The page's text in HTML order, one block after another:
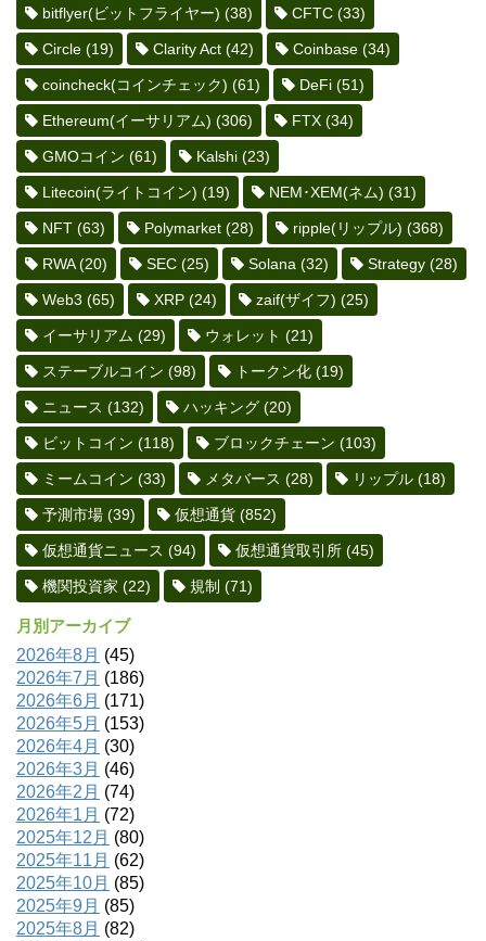
bitflyer(ビットフライヤー) (38) CFTC (33)
Circle (19) Clarity Act (42) Coinbase (34)
coincheck(コインチェック) (61) DeFi (51)
Ethereum(イーサリアム) (306) FTX (34)
GMOコイン (61) Kalshi (23)
Litecoin(ライトコイン) (19) NEM･XEM(ネム) (31)
NFT (63) Polymarket (28) ripple(リップル) (368)
RWA(20) SEC (25) Solana (32) Strategy (28)
Web3 (65) XRP (24) zaif(ザイフ) (25)
イーサリアム (29) ウォレット (21)
ステーブルコイン (98) トークン化 (19)
ニュース (132) ハッキング (20)
ビットコイン (118) ブロックチェーン (103)
ミームコイン (33) メタバース (28) リップル (18)
予測市場 (39) 仮想通貨 (852)
仮想通貨ニュース (94) 仮想通貨取引所 (45)
機関投資家 (22) 規制 (71)
月別アーカイブ
2026年8月 (45)
2026年7月 (186)
2026年6月 (171)
2026年5月 (153)
2026年4月 (30)
2026年3月 (46)
2026年2月 (74)
2026年1月 (72)
2025年12月 (80)
2025年11月 (62)
2025年10月 (85)
2025年9月 (85)
2025年8月 (82)